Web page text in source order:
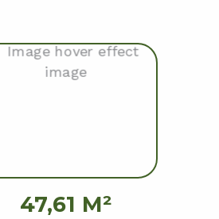
47,61 M²